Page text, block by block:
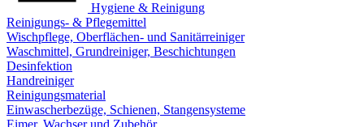
Hygiene & Reinigung
Reinigungs- & Pflegemittel
Wischpflege, Oberflächen- und Sanitärreiniger
Waschmittel, Grundreiniger, Beschichtungen
Desinfektion
Handreiniger
Reinigungsmaterial
Einwascherbezüge, Schienen, Stangensysteme